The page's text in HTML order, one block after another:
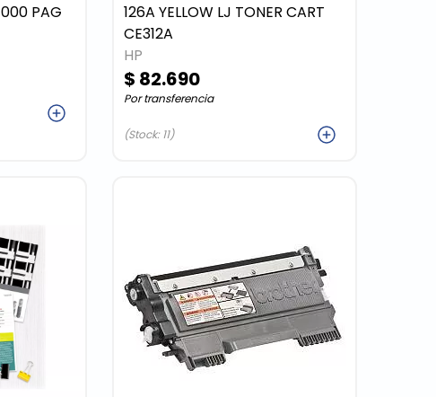
PAG
126A YELLOW LJ TONER CART
CE312A
HP
$ 82.690
Por transferencia
(Stock: 11)